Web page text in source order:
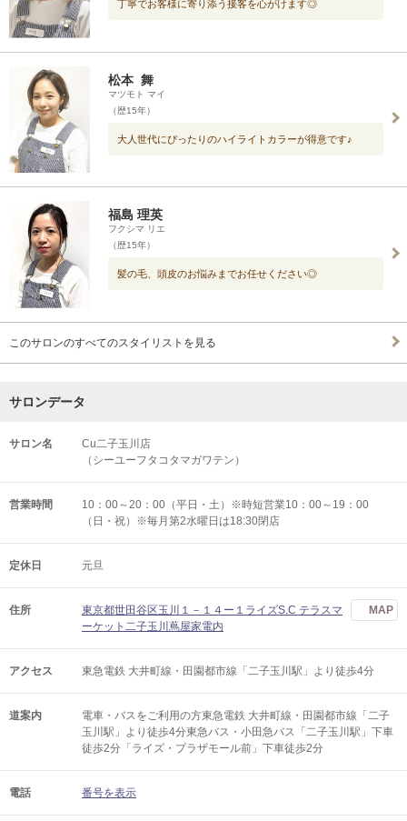
丁寧でお客様に寄り添う接客を心がけます◎
松本 舞
マツモト マイ
（歴15年）
大人世代にぴったりのハイライトカラーが得意です♪
福島 理英
フクシマ リエ
（歴15年）
髪の毛、頭皮のお悩みまでお任せください◎
このサロンのすべてのスタイリストを見る
サロンデータ
サロン名
Cu二子玉川店
（シーユーフタコタマガワテン）
営業時間
10：00～20：00（平日・土）※時短営業10：00～19：00
（日・祝）※毎月第2水曜日は18:30閉店
定休日 元旦
住所
東京都世田谷区玉川１－１４ー１ライズS.C テラスマ
ーケット二子玉川蔦屋家電内
MAP
アクセス 東急電鉄 大井町線・田園都市線「二子玉川駅」より徒歩4分
道案内
電車・バスをご利用の方東急電鉄 大井町線・田園都市線「二子
玉川駅」より徒歩4分東急バス・小田急バス「二子玉川駅」下車
徒歩2分「ライズ・プラザモール前」下車徒歩2分
電話 番号を表示